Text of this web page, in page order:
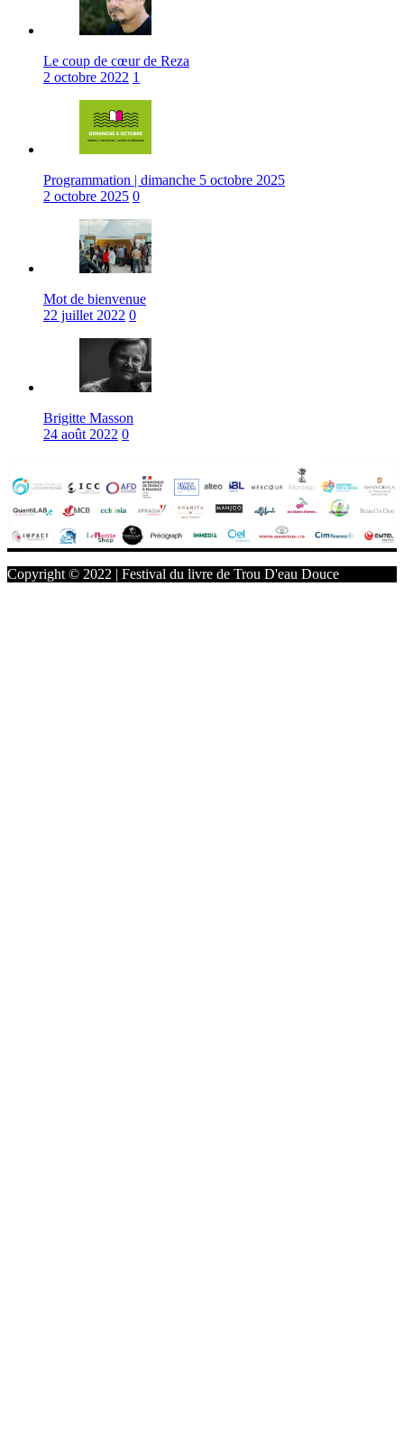
Le coup de cœur de Reza
2 octobre 2022 1
Programmation | dimanche 5 octobre 2025
2 octobre 2025 0
Mot de bienvenue
22 juillet 2022 0
Brigitte Masson
24 août 2022 0
Copyright © 2022 | Festival du livre de Trou D'eau Douce